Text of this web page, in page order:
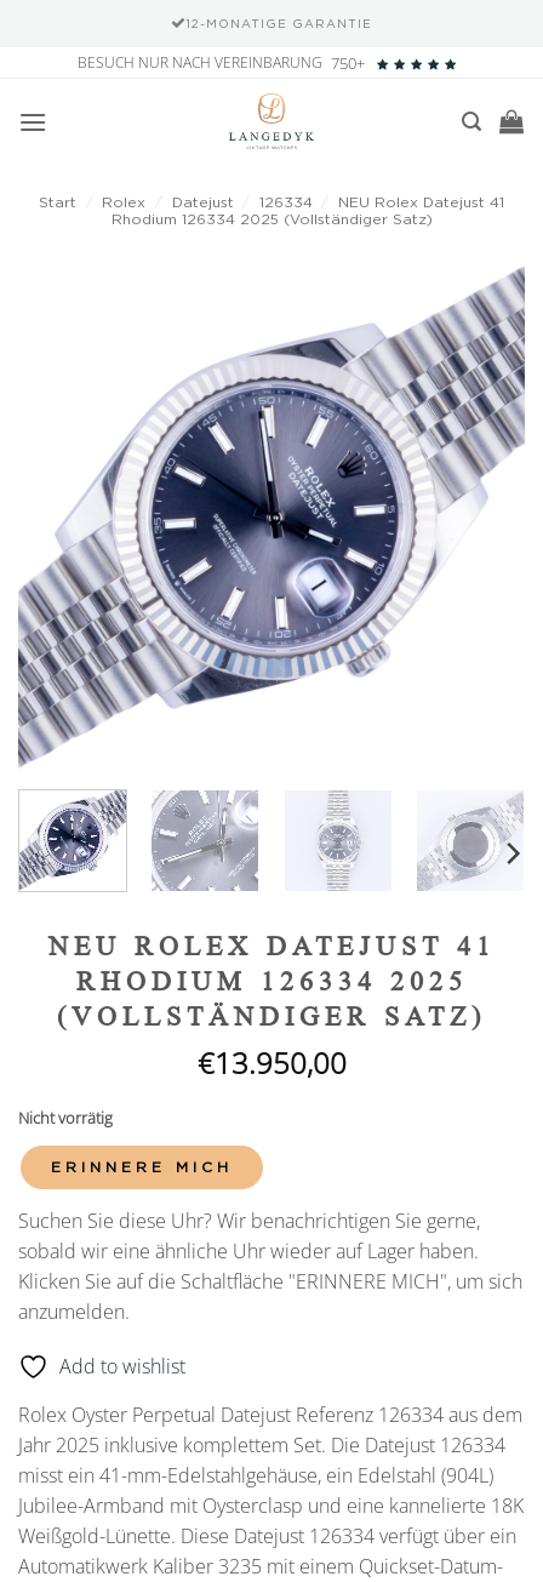
12-MONATIGE GARANTIE
springen
BESUCH NUR NACH VEREINBARUNG 750+
Start Rolex Datejust 126334
NEU Rolex Datejust 41
Rhodium 126334 2025 (Vollständiger Satz)
Add to
wishlist
NEU ROLEX DATEJUST 41
RHODIUM 126334 2025
(VOLLSTÄNDIGER SATZ)
€13.950,00
Nicht vorrätig
ERINNERE MICH
Suchen Sie diese Uhr? Wir benachrichtigen Sie gerne,
sobald wir eine ähnliche Uhr wieder auf Lager haben.
Klicken Sie auf die Schaltfläche "ERINNERE MICH", um sich
anzumelden.
Add to wishlist
Rolex Oyster Perpetual Datejust Referenz 126334 aus dem
Jahr 2025 inklusive komplettem Set. Die Datejust 126334
misst ein 41-mm-Edelstahlgehäuse, ein Edelstahl (904L)
Jubilee-Armband mit Oysterclasp und eine kannelierte 18K
Weißgold-Lünette. Diese Datejust 126334 verfügt über ein
Automatikwerk Kaliber 3235 mit einem Quickset-Datum-